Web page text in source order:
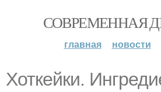
СОВРЕМЕННАЯ
главная новости
Хоткейки.